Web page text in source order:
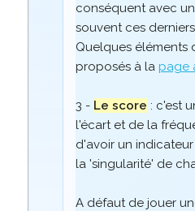
conséquent avec
souvent ces
Quelques éléments
proposés à la page
3 - Le score : c'est
l'écart et de la
d'avoir un
la 'singularité' de
A défaut de jouer